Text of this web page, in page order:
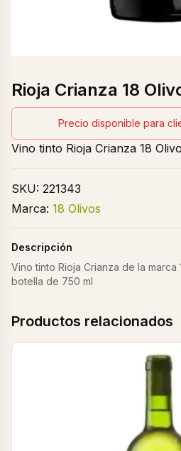
Rioja Crianza 18
Precio disponible para
Vino tinto Rioja Crianza 18
SKU: 221343
Marca: 18 Olivos
Descripción
Vino tinto Rioja Crianza de la
botella de 750 ml
Productos relacionados